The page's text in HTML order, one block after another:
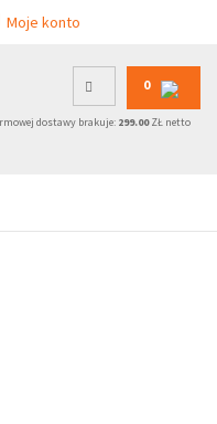
Moje konto
0
dostawy brakuje: 299.00ZŁ netto